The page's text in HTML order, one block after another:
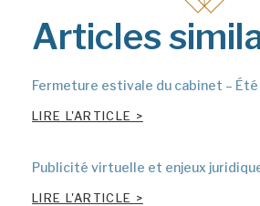
Articles
Fermeture estivale du cabinet –
LIRE L'ARTICLE >
Publicité virtuelle et enjeux
LIRE L'ARTICLE >